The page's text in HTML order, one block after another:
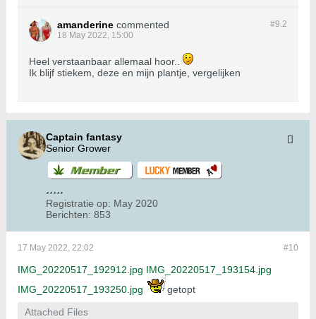
#9.2
amanderine commented
18 May 2022, 15:00
Heel verstaanbaar allemaal hoor..
Ik blijf stiekem, deze en mijn plantje, vergelijken
Captain fantasy
Senior Grower
Registratie op: May 2020
Berichten: 853
#10
17 May 2022, 22:02
IMG_20220517_192912.jpg IMG_20220517_193154.jpg
IMG_20220517_193250.jpg
getopt
Attached Files